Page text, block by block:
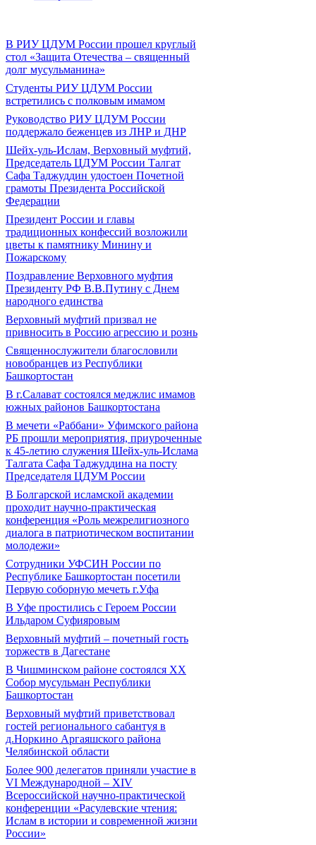
В РИУ ЦДУМ России прошел круглый
стол «Защита Отечества – священный
долг мусульманина»
Студенты РИУ ЦДУМ России
встретились с полковым имамом
Руководство РИУ ЦДУМ России
поддержало беженцев из ЛНР и ДНР
Шейх-уль-Ислам, Верховный муфтий,
Председатель ЦДУМ России Талгат
Сафа Таджуддин удостоен Почетной
грамоты Президента Российской
Федерации
Президент России и главы
традиционных конфессий возложили
цветы к памятнику Минину и
Пожарскому
Поздравление Верховного муфтия
Президенту РФ В.В.Путину с Днем
народного единства
Верховный муфтий призвал не
привносить в Россию агрессию и рознь
Священнослужители благословили
новобранцев из Республики
Башкортостан
В г.Салават состоялся меджлис имамов
южных районов Башкортостана
В мечети «Раббани» Уфимского района
РБ прошли мероприятия, приуроченные
к 45-летию служения Шейх-уль-Ислама
Талгата Сафа Таджуддина на посту
Председателя ЦДУМ России
В Болгарской исламской академии
проходит научно-практическая
конференция «Роль межрелигиозного
диалога в патриотическом воспитании
молодежи»
Сотрудники УФСИН России по
Республике Башкортостан посетили
Первую соборную мечеть г.Уфа
В Уфе простились с Героем России
Ильдаром Суфияровым
Верховный муфтий – почетный гость
торжеств в Дагестане
В Чишминском районе состоялся XX
Собор мусульман Республики
Башкортостан
Верховный муфтий приветствовал
гостей регионального сабантуя в
д.Норкино Аргаяшского района
Челябинской области
Более 900 делегатов приняли участие в
VI Международной – ХIV
Всероссийской научно-практической
конференции «Расулевские чтения:
Ислам в истории и современной жизни
России»